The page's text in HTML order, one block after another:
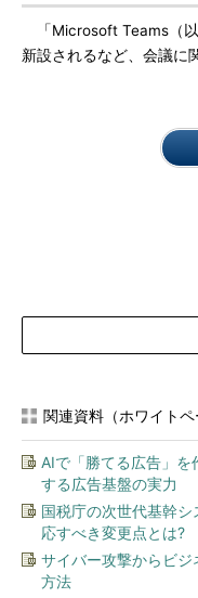
「Microsoft Teams（
新設されるなど、会議に
関連資料（ホワイトペ
AIで「勝てる広告」
する広告基盤の実力
国税庁の次世代基幹
応すべき変更点とは?
サイバー攻撃からビ
方法